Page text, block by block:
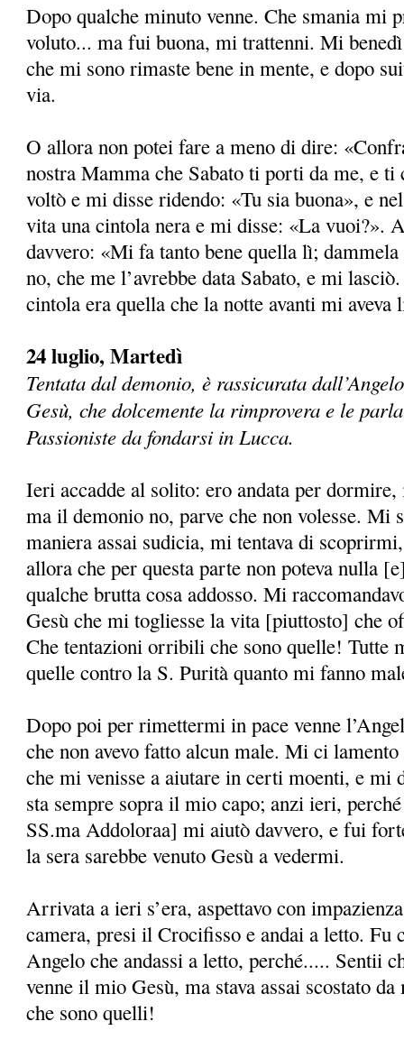
Dopo qualche minuto venne. Che smania mi
voluto... ma fui buona, mi trattenni. Mi
che mi sono rimaste bene in mente, e dopo
via.
O allora non potei fare a meno di dire:
nostra Mamma che Sabato ti porti da me, e ti
voltò e mi disse ridendo: «Tu sia buona», e
vita una cintola nera e mi disse: «La vuoi?».
davvero: «Mi fa tanto bene quella lì;
no, che me l’avrebbe data Sabato, e mi
cintola era quella che la notte avanti mi aveva
24 luglio, Martedì
Tentata dal demonio, è rassicurata
Gesù, che dolcemente la rimprovera e le
Passioniste da fondarsi in Lucca.
Ieri accadde al solito: ero andata per
ma il demonio no, parve che non volesse. Mi
maniera assai sudicia, mi tentava di
allora che per questa parte non poteva nulla
qualche brutta cosa addosso. Mi
Gesù che mi togliesse la vita [piuttosto] che
Che tentazioni orribili che sono quelle! Tutte
quelle contro la S. Purità quanto mi fanno
Dopo poi per rimettermi in pace venne
che non avevo fatto alcun male. Mi ci
che mi venisse a aiutare in certi moenti, e mi
sta sempre sopra il mio capo; anzi ieri,
SS.ma Addoloraa] mi aiutò davvero, e fui
la sera sarebbe venuto Gesù a vedermi.
Arrivata a ieri s’era, aspettavo con
camera, presi il Crocifisso e andai a letto. Fu
Angelo che andassi a letto, perché..... Sentii
venne il mio Gesù, ma stava assai scostato
che sono quelli!